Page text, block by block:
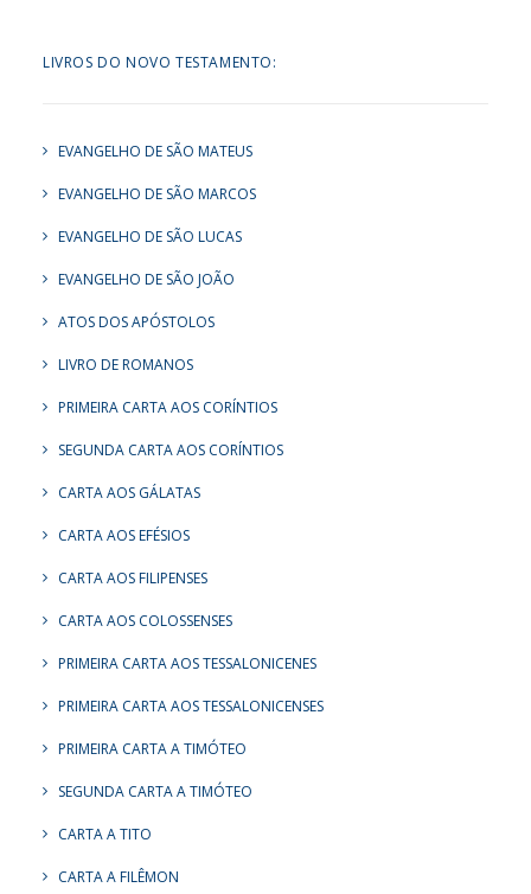
LIVROS DO NOVO TESTAMENTO:
EVANGELHO DE SÃO MATEUS
EVANGELHO DE SÃO MARCOS
EVANGELHO DE SÃO LUCAS
EVANGELHO DE SÃO JOÃO
ATOS DOS APÓSTOLOS
LIVRO DE ROMANOS
PRIMEIRA CARTA AOS CORÍNTIOS
SEGUNDA CARTA AOS CORÍNTIOS
CARTA AOS GÁLATAS
CARTA AOS EFÉSIOS
CARTA AOS FILIPENSES
CARTA AOS COLOSSENSES
PRIMEIRA CARTA AOS TESSALONICENES
PRIMEIRA CARTA AOS TESSALONICENSES
PRIMEIRA CARTA A TIMÓTEO
SEGUNDA CARTA A TIMÓTEO
CARTA A TITO
CARTA A FILÊMON